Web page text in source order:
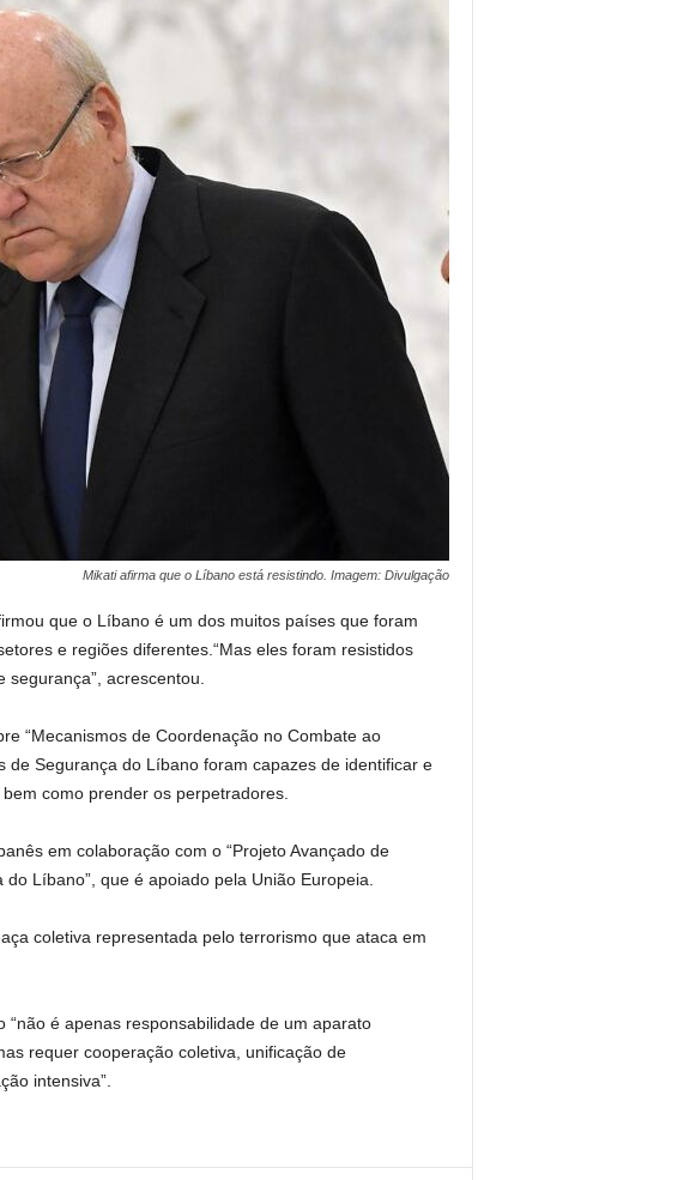
Mikati afirma que o Líbano está resistindo. Imagem: Divulgação
que o Líbano é um dos muitos países que foram
e regiões diferentes. “Mas eles foram resistidos
acrescentou.
“Mecanismos de Coordenação no Combate ao
de Segurança do Líbano foram capazes de identificar e
como prender os perpetradores.
em colaboração com o “Projeto Avançado de
Líbano”, que é apoiado pela União Europeia.
coletiva representada pelo terrorismo que ataca em
é apenas responsabilidade de um aparato
requer cooperação coletiva, unificação de
intensiva”.